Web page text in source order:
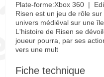
Plate-forme:Xbox 360 |
Risen est un jeu de rôle
univers médiéval sur une
L'histoire de Risen se
joueur pourra, par ses
vers une mult
Fiche technique